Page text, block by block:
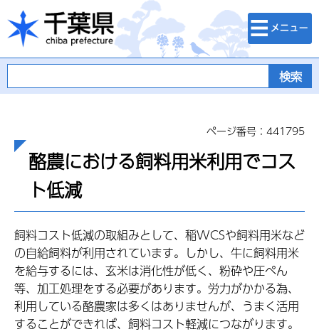
千葉県
検索・メニュ
ー
ページ番号：441795
酪農における飼料用米利用でコス
ト低減
飼料コスト低減の取組みとして、稲WCSや飼料用米など
の自給飼料が利用されています。しかし、牛に飼料用米
を給与するには、玄米は消化性が低く、粉砕や圧ぺん
等、加工処理をする必要があります。労力がかかる為、
利用している酪農家は多くはありませんが、うまく活用
することができれば、飼料コスト軽減につながります。